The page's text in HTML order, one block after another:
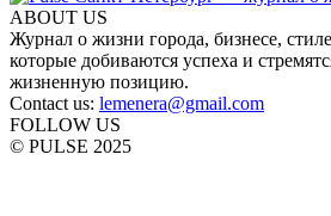
ABOUT US
Журнал о жизни города, бизнесе,
которые добиваются успеха и
жизненную позицию.
Contact us: lemenera@gmail.com
FOLLOW US
© PULSE 2025